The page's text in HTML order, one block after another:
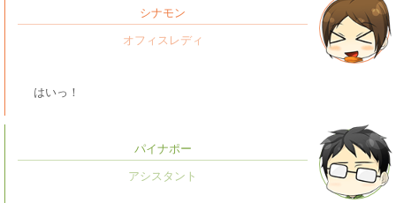
シナモン
はいっ！
パイナポー